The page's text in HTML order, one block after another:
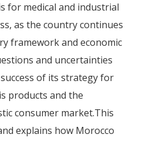
for medical and industrial
as the country continues
framework and economic
and uncertainties
of its strategy for
products and the
consumer market.This
explains how Morocco